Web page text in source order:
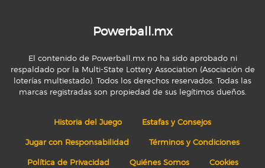
Powerball.mx
El contenido de Powerball.mx no ha sido aprobado ni
respaldado por la Multi-State Lottery Association (Asociación de
loterías multiestado). Todos los derechos reservados. Todas las
marcas registradas son propiedad de sus legítimos dueños.
Historia del Juego Estafas y Consejos
Jugar con Responsabilidad Términos y Condiciones
Política de Privacidad Quiénes Somos Cookies